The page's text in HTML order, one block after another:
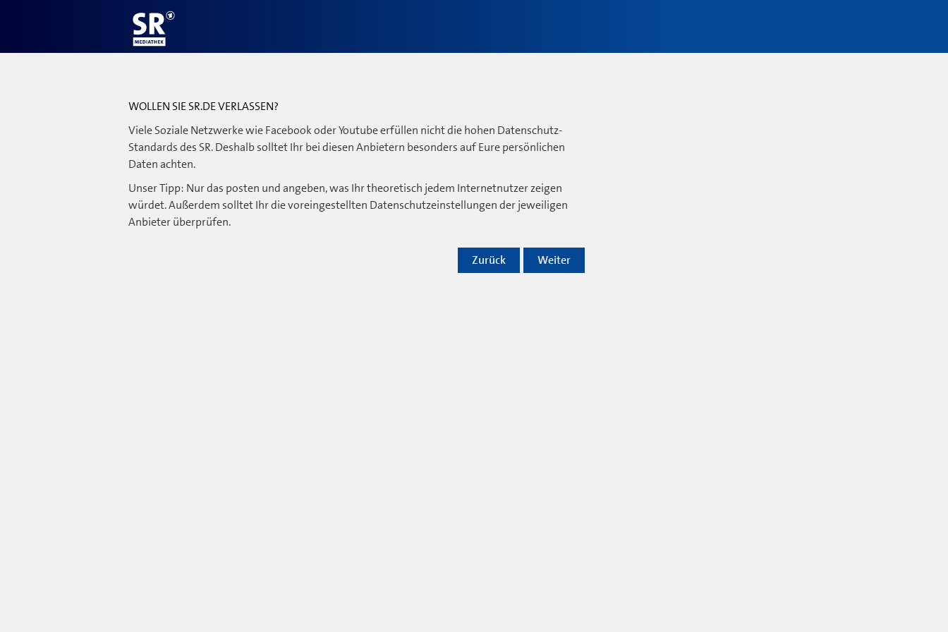
WOLLEN SIE SR.DE VERLASSEN?
Viele Soziale Netzwerke wie Facebook oder Youtube erfüllen nicht die hohen Datenschutz-
Standards des SR. Deshalb solltet Ihr bei diesen Anbietern besonders auf Eure persönlichen
Daten achten.
Unser Tipp: Nur das posten und angeben, was Ihr theoretisch jedem Internetnutzer zeigen
würdet. Außerdem solltet Ihr die voreingestellten Datenschutzeinstellungen der jeweiligen
Anbieter überprüfen.
Weiter
Zurück